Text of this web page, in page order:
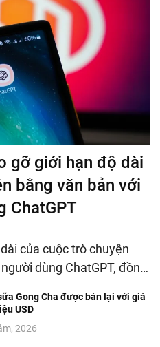
gỡ giới hạn độ dài
bằng văn bản với
ChatGPT
của cuộc trò chuyện
dùng ChatGPT, đồn…
Gong Cha được bán lại với giá
USD
2026